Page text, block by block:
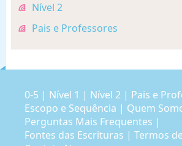
Nível 2
Pais e Professores
0-5 | Nível 1 | Nível 2 | Pais e
Escopo e Sequência | Quem
Perguntas Mais Frequentes |
Fontes das Escrituras | Termos